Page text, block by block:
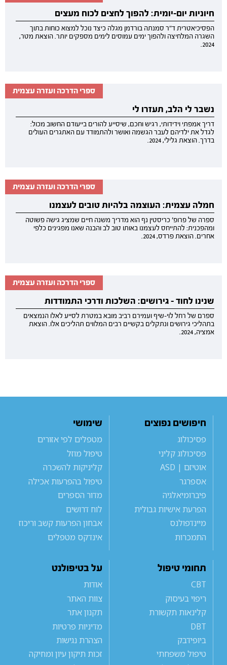
חיוניות יום-יומית: להפוך לחצים לכוח מעצים
הפסיכיאטרית ד"ר סמנתה בורדמן מגלה כיצד נוכל למצוא כוחות בתוך
השגרה המלחיצה ולהפוך ימים עמוסים לימים מספקים יותר. הוצאת מטר,
2024.
ספרי הדרכה ועזרה עצמית
נשבר לי הלב, תעזרו לי
דריך אמפתי וידידותי, רגיש וחכם, שיסייע להורים בייעודם החשוב מכול:
לגדל את ילדיהם לעבר הגשמה ואושר ולהתמודד עם האתגרים העולים
בדרך. הוצאת גלילי, 2024.
ספרי הדרכה ועזרה עצמית
חמלה עצמית: העוצמה בלהיות טובים לעצמנו
ספרה של פרופ׳ כריסטין נף הוא מדריך משנה חיים שמציג גישה פשוטה
ומהפכנית: להתייחס לעצמנו באותו טוב לב והבנה שאנו מפגינים כלפי
אחרים. הוצאת פרדס, 2024.
ספרי הדרכה ועזרה עצמית
שנינו לחוד – גירושים: השלכות ודרכי התמודדות
ספרם של רחל לוי-שיף ועמירם רביב מובא במטרת לסייע לאלו הנמצאים
בתהליכי גירושים ונתקלים בקשיים רבים המלווים תהליכים אלו. הוצאת
אמציה, 2024.
חיפושים נפוצים
פסיכולוג
פסיכולוג קליני
אוטיזם | ASD
אספרגר
פיברומיאלגיה
הפרעת אישיות גבולית
מיינדפולנס
התמכרות
שימושי
מטפלים לפי אזורים
טיפול מוזל
קליניקות להשכרה
טיפול בהפרעות אכילה
מדור הספרים
לוח דרושים
אבחון הפרעות קשב וריכוז
אינדקס מטפלים
תחומי טיפול
CBT
ריפוי בעיסוק
קלינאות תקשורת
DBT
ביופידבק
טיפול משפחתי
על בטיפולנט
אודות
צוות האתר
תקנון אתר
מדיניות פרטיות
הצהרת נגישות
זכות תיקון עיון ומחיקה